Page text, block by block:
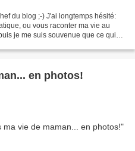
du blog ;-) J'ai longtemps hésité:
ou vous raconter ma vie au
je me suis souvenue que ce qui
en photos!